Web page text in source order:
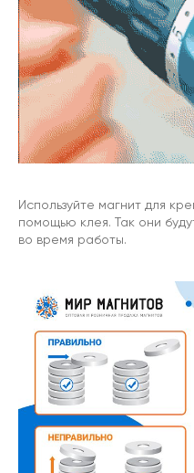
Используйте магнит для
помощью клея. Так они
во время работы.